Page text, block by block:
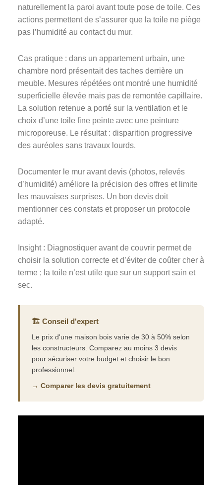
naturellement la paroi avant toute pose de toile. Ces
actions permettent de s’assurer que la toile ne piège
pas l’humidité au contact du mur.
Cas pratique : dans un appartement urbain, une
chambre nord présentait des taches derrière un
meuble. Mesures répétées ont montré une humidité
superficielle élevée mais pas de remontée capillaire.
La solution retenue a porté sur la ventilation et le
choix d’une toile fine peinte avec une peinture
microporeuse. Le résultat : disparition progressive
des auréoles sans travaux lourds.
Documenter le mur avant devis (photos, relevés
d’humidité) améliore la précision des offres et limite
les mauvaises surprises. Un bon devis doit
mentionner ces constats et proposer un protocole
adapté.
Insight : Diagnostiquer avant de couvrir permet de
choisir la solution correcte et d’éviter de coûter cher à
terme ; la toile n’est utile que sur un support sain et
sec.
🏗️ Conseil d'expert
Le prix d'une maison bois varie de 30 à 50% selon
les constructeurs. Comparez au moins 3 devis
pour sécuriser votre budget et choisir le bon
professionnel.
→ Comparer les devis gratuitement